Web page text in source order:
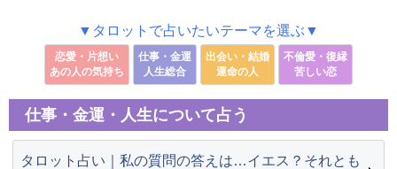
▼タロットで占いたいテーマを選ぶ▼
恋愛・片想い
あの人の気持ち
仕事・金運
人生総合
出会い・結婚
運命の人
不倫愛・復縁
苦しい恋
仕事・金運・人生について占う
タロット占い｜私の質問の答えは…イエス？それとも